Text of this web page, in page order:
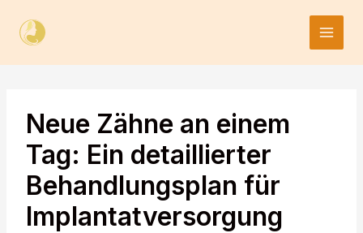
content
Neue Zähne an einem
Tag: Ein detaillierter
Behandlungsplan für
Implantatversorgung